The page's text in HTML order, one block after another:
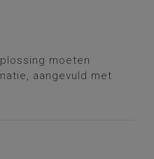
moeten
aangevuld met